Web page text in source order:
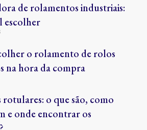
de rolamentos industriais:
escolher
o rolamento de rolos
na hora da compra
rotulares: o que são, como
e onde encontrar os